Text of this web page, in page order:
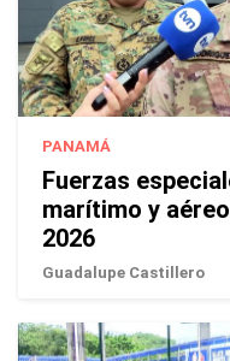
PANAMÁ
Fuerzas
marítimo y
2026
Guadalupe Castillero